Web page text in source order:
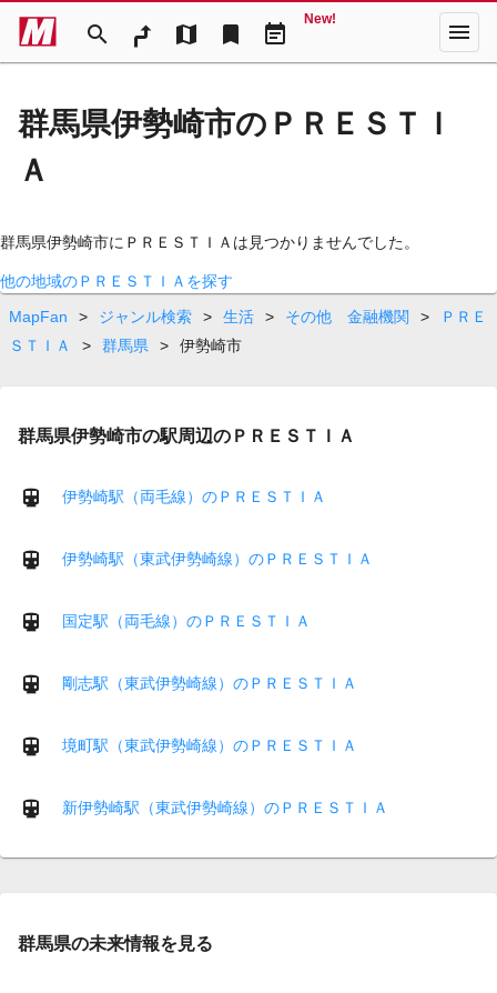
search map bookmark event_note
New! menu
群馬県伊勢崎市のＰＲＥＳＴＩ
Ａ
群馬県伊勢崎市にＰＲＥＳＴＩＡは見つかりませんでした。
他の地域のＰＲＥＳＴＩＡを探す
MapFan
> ジャンル検索 > 生活 > その他 金融機関 >
ＰＲＥ
ＳＴＩＡ
> 群馬県 > 伊勢崎市
群馬県伊勢崎市の駅周辺のＰＲＥＳＴＩＡ
伊勢崎駅（両毛線）のＰＲＥＳＴＩＡ
伊勢崎駅（東武伊勢崎線）のＰＲＥＳＴＩＡ
国定駅（両毛線）のＰＲＥＳＴＩＡ
剛志駅（東武伊勢崎線）のＰＲＥＳＴＩＡ
境町駅（東武伊勢崎線）のＰＲＥＳＴＩＡ
新伊勢崎駅（東武伊勢崎線）のＰＲＥＳＴＩＡ
群馬県の未来情報を見る